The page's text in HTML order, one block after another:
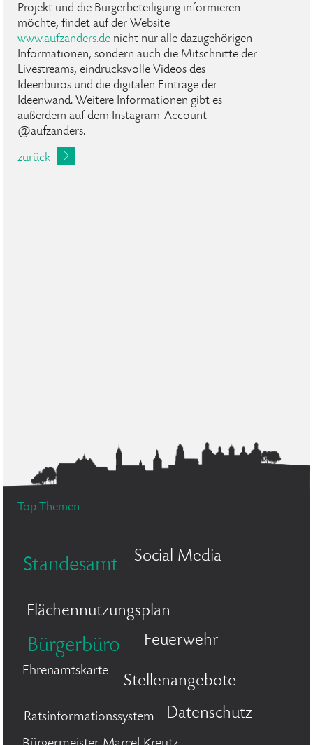
Projekt und die Bürgerbeteiligung informieren
möchte, findet auf der Website
www.aufzanders.de nicht nur alle dazugehörigen
Informationen, sondern auch die Mitschnitte der
Livestreams, eindrucksvolle Videos des
Ideenbüros und die digitalen Einträge der
Ideenwand. Weitere Informationen gibt es
außerdem auf dem Instagram-Account
@aufzanders.
zurück
Top Themen
Standesamt Social Media
Flächennutzungsplan
Bürgerbüro Feuerwehr
Ehrenamtskarte
Stellenangebote
Ratsinformationssystem Datenschutz